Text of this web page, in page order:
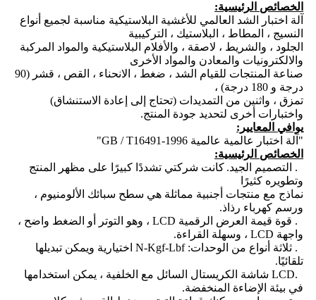
الخصائص الرئيسية:
آلة اختبار الشد العالمي للأغشية البلاستيكية مناسبة لجميع أنواع
النسيج ، المطاط ، البلاستيك ، التركيبية
الجلود ، والشريط ، لاصقة ، والأفلام البلاستيكية والمواد المركبة
والالكترونيات والمعادن والمواد الأخرى
صناعة المنتجات للقيام الشد ، ضغط ، الانحناء ، القص ، قشر (90
درجة و 180 درجة) ،
تمزق ، واثنين من التمديدات (تحتاج إلى إعادة الاستنشاق)
واختبارات أخرى لتحديد جودة المنتج.
يوافي المعايير:
"آلة اختبار عالمية عالمية GB / T16491-1996"
الخصائص الرئيسية:
كانت شركتي تشددًا كبيرًا على مظهر المنتج
وتطويره كثيرًا
نماذج مع منتجات أجنبية مماثلة هي سطح سبائك الألومنيوم ،
ورسم كهرباء رذاذ.
2. قوة قيمة العرض الرقمية LCD ، وهو التوتر أو الضغط واضح ،
واجهة LCD ، وسهلة القراءة.
3. ثلاثة أنواع من الوحدات: N-Kgf-Lbf اختيارية ويمكن تبديلها
تلقائيًا.
4.LCD شاشة الكريستال السائل مع الخلفية ، يمكن استخدامها
في بيئة الإضاءة المنخفضة.